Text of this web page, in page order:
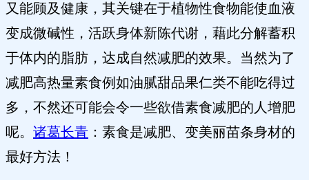
又能顾及健康，其关键在于植物性食物能使血液
变成微碱性，活跃身体新陈代谢，藉此分解蓄积
于体内的脂肪，达成自然减肥的效果。当然为了
减肥高热量素食例如油腻甜品果仁类不能吃得过
多，不然还可能会令一些欲借素食减肥的人增肥
呢。 诸葛长青 ：素食是减肥、变美丽苗条身材的
最好方法！